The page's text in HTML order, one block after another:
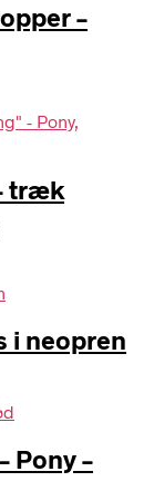
–
træk
i neopren
Pony –